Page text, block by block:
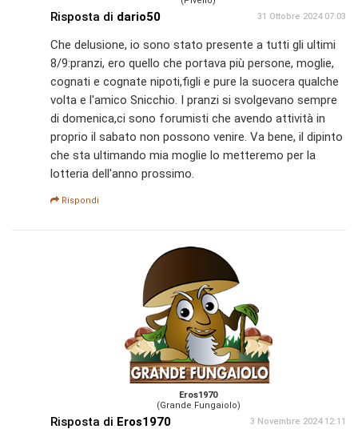
Risposta di dario50 31 Ottobre 2024 07:03
Che delusione, io sono stato presente a tutti gli ultimi
8/9:pranzi, ero quello che portava più persone, moglie,
cognati e cognate nipoti,figli e pure la suocera qualche
volta e l'amico Snicchio. I pranzi si svolgevano sempre
di domenica,ci sono forumisti che avendo attività in
proprio il sabato non possono venire. Va bene, il dipinto
che sta ultimando mia moglie lo metteremo per la
lotteria dell'anno prossimo.
Rispondi
Eros1970
(Grande Fungaiolo)
Risposta di Eros1970 3 Novembre 2024 12:11